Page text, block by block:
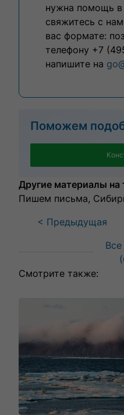
нужна помощь в
свяжитесь с
вас формате:
телефону +7
напишите на
Поможем
Другие материалы на
Пишем письма
< Предыдущая
Все
(
Смотрите также: